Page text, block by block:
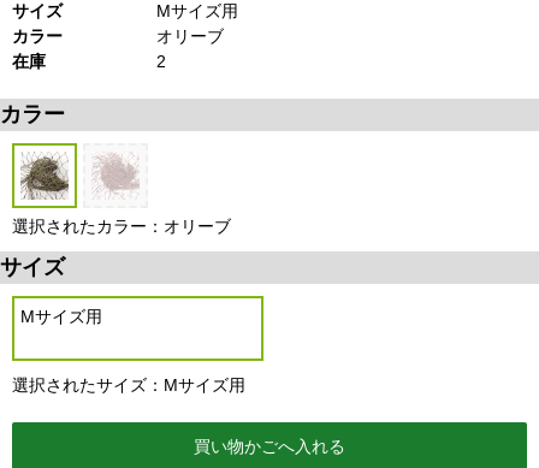
サイズ
Mサイズ用
カラー
オリーブ
在庫
2
カラー
選択されたカラー：オリーブ
サイズ
Mサイズ用
選択されたサイズ：Mサイズ用